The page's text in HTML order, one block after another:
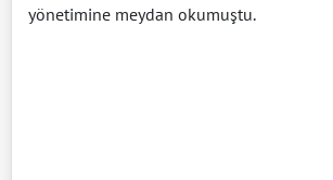
yönetimine meydan okumuştu.